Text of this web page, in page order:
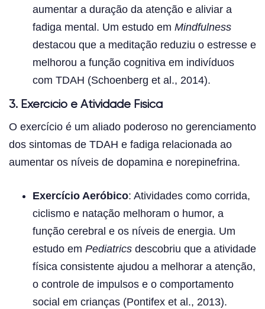
aumentar a duração da atenção e aliviar a
fadiga mental. Um estudo em Mindfulness
destacou que a meditação reduziu o estresse e
melhorou a função cognitiva em indivíduos
com TDAH (Schoenberg et al., 2014).
3. Exercício e Atividade Física
O exercício é um aliado poderoso no gerenciamento
dos sintomas de TDAH e fadiga relacionada ao
aumentar os níveis de dopamina e norepinefrina.
Exercício Aeróbico: Atividades como corrida,
ciclismo e natação melhoram o humor, a
função cerebral e os níveis de energia. Um
estudo em Pediatrics descobriu que a atividade
física consistente ajudou a melhorar a atenção,
o controle de impulsos e o comportamento
social em crianças (Pontifex et al., 2013).